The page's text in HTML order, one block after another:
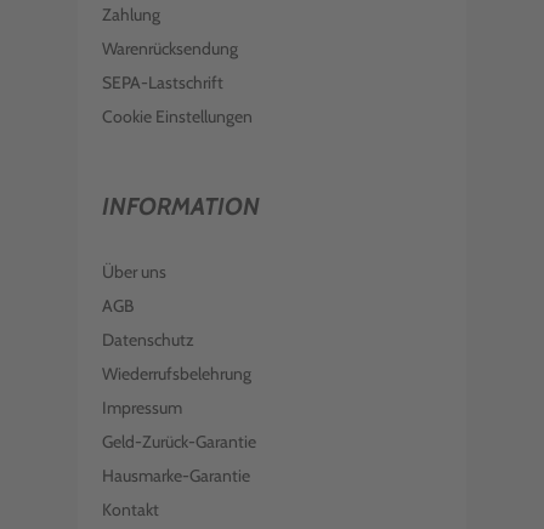
Zahlung
Warenrücksendung
SEPA-Lastschrift
Cookie Einstellungen
INFORMATION
Über uns
AGB
Datenschutz
Wiederrufsbelehrung
Impressum
Geld-Zurück-Garantie
Hausmarke-Garantie
Kontakt